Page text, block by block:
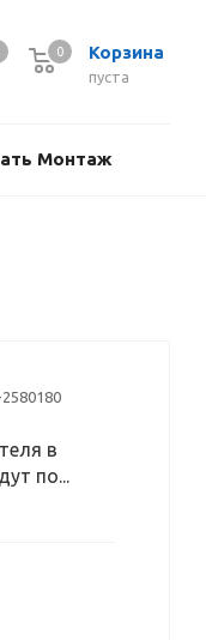
Корзина
пуста
0
Монтаж
в
по...